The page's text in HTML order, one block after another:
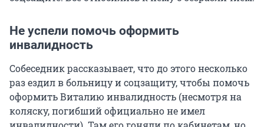
Не успели помочь оформить
инвалидность
Собеседник рассказывает, что до этого несколько
раз ездил в больницу и соцзащиту, чтобы помочь
оформить Виталию инвалидность (несмотря на
коляску, погибший официально не имел